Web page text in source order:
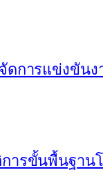
ดการแข่งขั
ารขั้นพื้นฐา